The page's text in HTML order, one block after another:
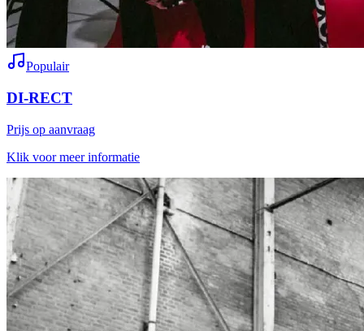
Populair
DI-RECT
Prijs op aanvraag
Klik voor meer informatie